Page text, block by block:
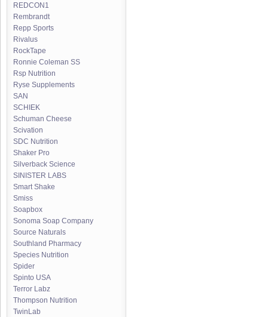
REDCON1
Rembrandt
Repp Sports
Rivalus
RockTape
Ronnie Coleman SS
Rsp Nutrition
Ryse Supplements
SAN
SCHIEK
Schuman Cheese
Scivation
SDC Nutrition
Shaker Pro
Silverback Science
SINISTER LABS
Smart Shake
Smiss
Soapbox
Sonoma Soap Company
Source Naturals
Southland Pharmacy
Species Nutrition
Spider
Spinto USA
Terror Labz
Thompson Nutrition
TwinLab